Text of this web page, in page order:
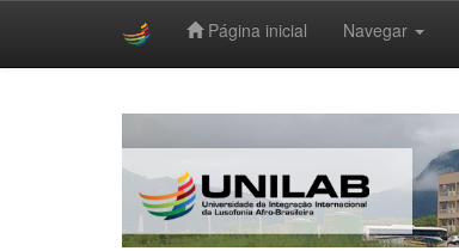
Página inicial Navegar